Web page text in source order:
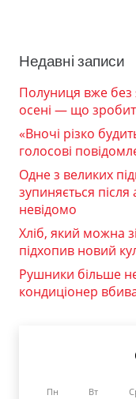
Недавні записи
Полуниця вже без
осені — що
«Вночі різко
голосові
Одне з великих
зупиняється
невідомо
Хліб, який можна
підхопив новий
Рушники більше
кондиціонер
Пн Вт